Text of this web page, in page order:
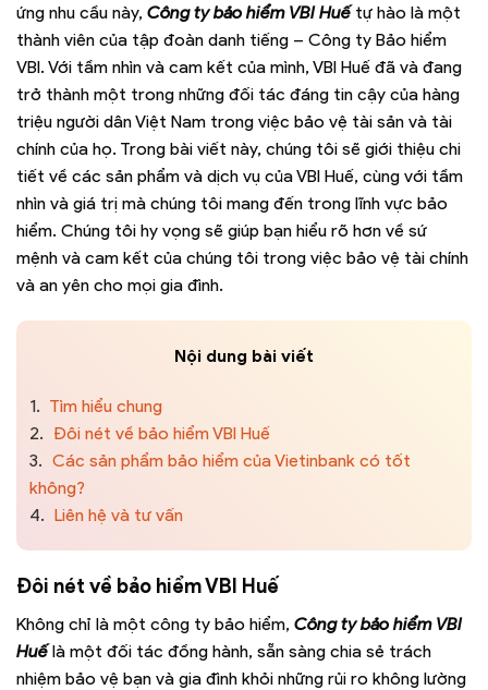
ứng nhu cầu này, Công ty bảo hiểm VBI Huếtự hào là một
thành viên của tập đoàn danh tiếng – Công ty Bảo hiểm
VBI. Với tầm nhìn và cam kết của mình, VBI Huế đã và đang
trở thành một trong những đối tác đáng tin cậy của hàng
triệu người dân Việt Nam trong việc bảo vệ tài sản và tài
chính của họ. Trong bài viết này, chúng tôi sẽ giới thiệu chi
tiết về các sản phẩm và dịch vụ của VBI Huế, cùng với tầm
nhìn và giá trị mà chúng tôi mang đến trong lĩnh vực bảo
hiểm. Chúng tôi hy vọng sẽ giúp bạn hiểu rõ hơn về sứ
mệnh và cam kết của chúng tôi trong việc bảo vệ tài chính
và an yên cho mọi gia đình.
Nội dung bài viết
1. Tìm hiểu chung
2. Đôi nét về bảo hiểm VBI Huế
3. Các sản phẩm bảo hiểm của Vietinbank có tốt
không?
4. Liên hệ và tư vấn
Đôi nét về bảo hiểmVBI Huế
Không chỉ là một công ty bảo hiểm, Công ty bảo hiểm VBI
Huếlà một đối tác đồng hành, sẵn sàng chia sẻ trách
nhiệm bảo vệ bạn và gia đình khỏi những rủi ro không lường